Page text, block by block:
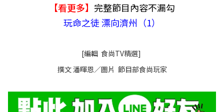
【看更多】 完整節目內容不漏勾
玩命之徒 漂向濟州（1）
[編輯 食尚TV精選]
撰文 潘暉恩／圖片 節目部食尚玩家